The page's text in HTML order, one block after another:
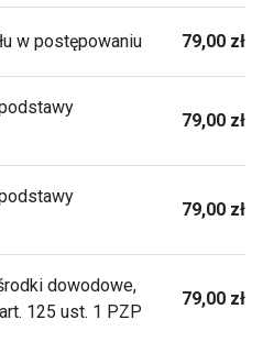
w postępowaniu 79,00 zł
79,00 zł
79,00 zł
dowodowe,
125 ust. 1 PZP
79,00 zł